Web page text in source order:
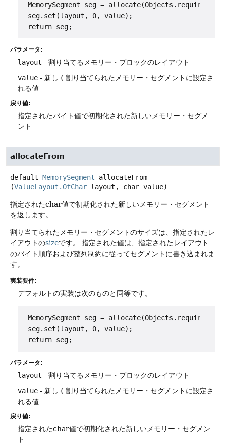
MemorySegment seg =
seg.set(layout, 0, value);
パラメータ:
layout - 割り当てるメモリー・ブロックのレイアウト
value - 新しく割り当てられたメモリー・セグメントに設定さ
れる値
戻り値:
指定されたバイト値で初期化された新しいメモリー・セグメ
ント
allocateFrom
default MemorySegment
allocateFrom
(ValueLayout.OfChar layout, char value)
指定されたchar値で初期化された新しいメモリー・セグメント
を返します。
割り当てられたメモリー・セグメントのサイズは、指定されたレ
イアウトのsizeです。
指定された値は、指定されたレイアウト
のバイト順序および整列制約に従ってセグメントに書き込まれま
す。
実装要件:
デフォルトの実装は次のものと同等です。
MemorySegment seg =
seg.set(layout, 0, value);
パラメータ:
layout - 割り当てるメモリー・ブロックのレイアウト
value - 新しく割り当てられたメモリー・セグメントに設定さ
れる値
戻り値:
指定されたchar値で初期化された新しいメモリー・セグメン
ト